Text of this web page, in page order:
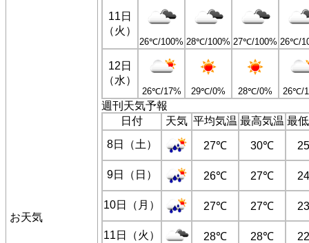
お天気
11日
（火）
26℃/100% 28℃/100% 27℃/100% 26℃/
12日
（水）
26℃/17% 29℃/0% 28℃/0% 26℃/
週刊天気予報
日付
天気 平均気温 最高気温 最
8日（土）
27℃ 30℃
9日（日） 26℃ 27℃
10日（月） 27℃ 27℃
11日（火） 28℃ 28℃